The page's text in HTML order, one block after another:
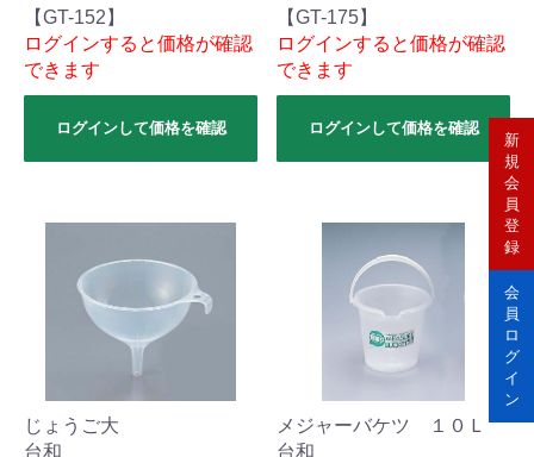
【GT-152】
ログインすると価格が確認
できます
ログインして価格を確認
【GT-175】
ログインすると価格が確認
できます
ログインして価格を確認
じょうご大
台和
メジャーバケツ １０Ｌ
台和
新
規
会
員
登
録
会
員
ロ
グ
イ
ン